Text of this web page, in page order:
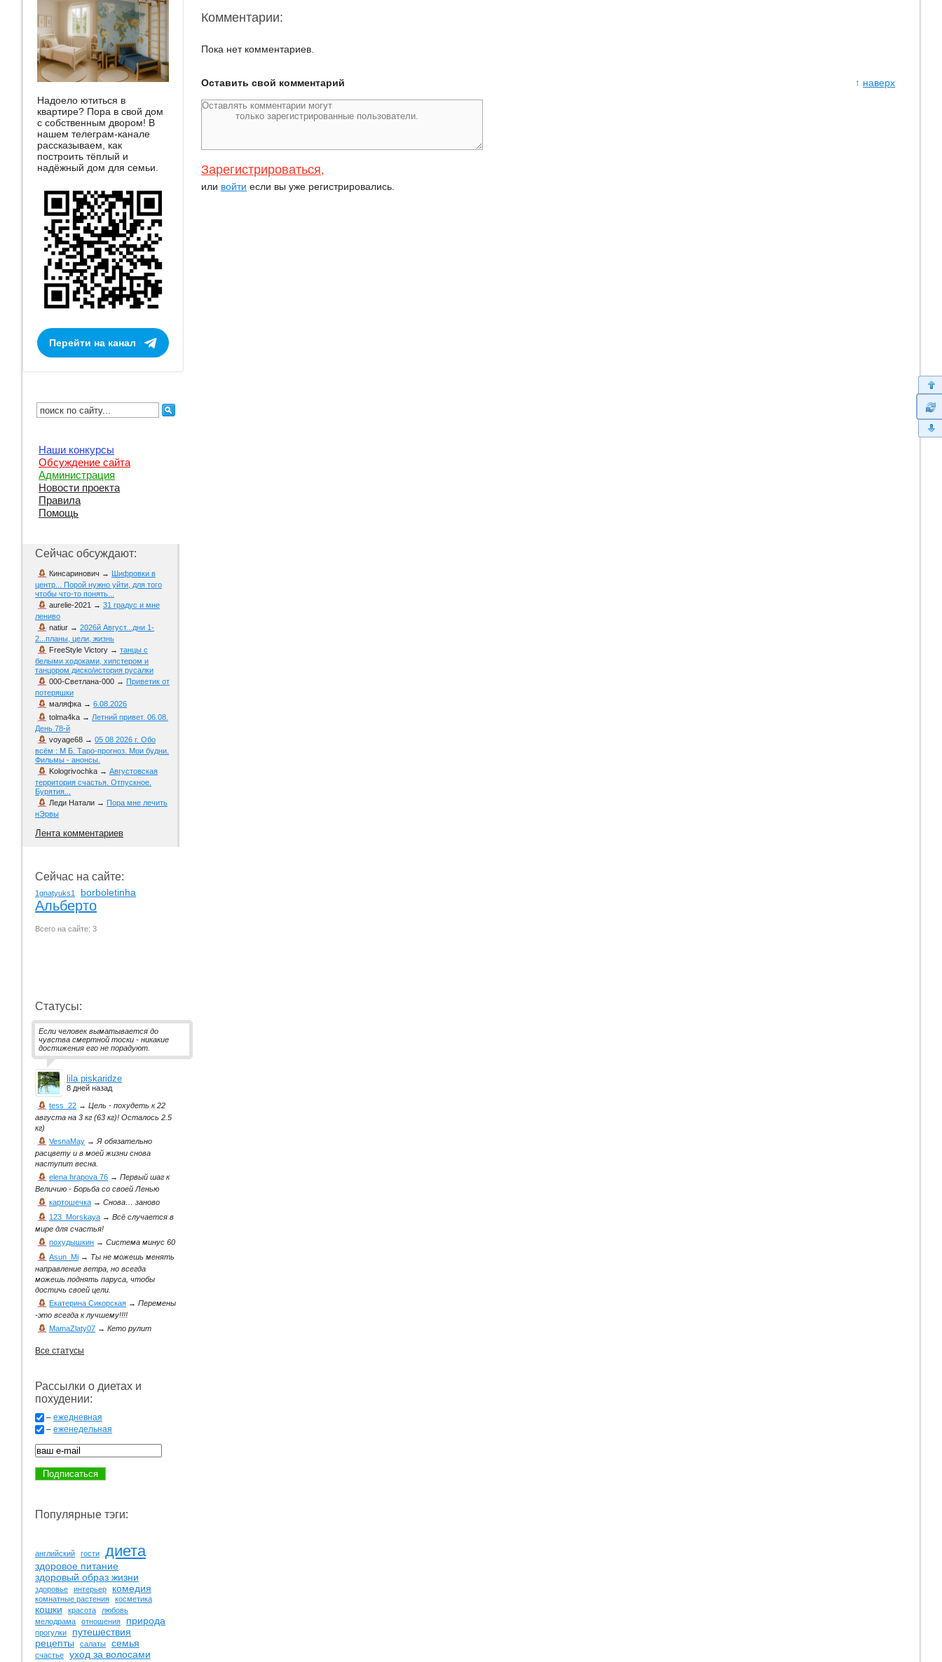
Комментарии:
Пока нет комментариев.
↑ наверх
Оставить свой комментарий
Зарегистрироваться,
или войти если вы уже регистрировались.
Надоело ютиться в
квартире? Пора в свой дом
с собственным двором! В
нашем телеграм-канале
рассказываем, как
построить тёплый и
надёжный дом для семьи.
Перейти на канал
Наши конкурсы
Обсуждение сайта
Администрация
Новости проекта
Правила
Помощь
Сейчас обсуждают:
Кинсаринович → Шифровки в
центр... Порой нужно уйти, для того
чтобы что-то понять...
aurelie-2021 → 31 градус и мне
лениво
natiur → 2026й Август...дни 1-
2...планы, цели, жизнь
FreeStyle Victory → танцы с
белыми ходоками, хипстером и
танцором диско/история русалки
000-Светлана-000 → Приветик от
потеряшки
маляфка → 6.08.2026
tolma4ka → Летний привет. 06.08.
День 78-й
voyage68 → 05 08 2026 г. Обо
всём : М Б. Таро-прогноз. Мои будни.
Фильмы - анонсы.
Kologrivochka → Августовская
территория счастья. Отпускное.
Бурятия...
Леди Натали → Пора мне лечить
нЭрвы
Лента комментариев
Сейчас на сайте:
1gnatyuks1 borboletinha
Альберто
Всего на сайте: 3
Статусы:
Если человек выматывается до
чувства смертной тоски - никакие
достижения его не порадуют.
lila piskaridze
8 дней назад
tess_22 → Цель - похудеть к 22
августа на 3 кг (63 кг)! Осталось 2.5
кг)
VesnaMay →Я обязательно
расцвету и в моей жизни снова
наступит весна.
elena hrapova 76 → Первый шаг к
Величию - Борьба со своей Ленью
картошечка → Снова… заново
123_Morskaya → Всё случается в
мире для счастья!
похудышкин → Система минус 60
Asun_Mi → Ты не можешь менять
направление ветра, но всегда
можешь поднять паруса, чтобы
достичь своей цели.
Екатерина Сикорская → Перемены
-это всегда к лучшему!!!!
MamaZlaty07 → Кето рулит
Все статусы
Рассылки о диетах и
похудении:
– ежедневная
– еженедельная
Популярные тэги:
английский гости диета
здоровое питание
здоровый образ жизни
здоровье интерьер комедия
комнатные растения косметика
кошки красота
любовь
мелодрама
отношения природа
прогулки
путешествия
рецепты
салаты семья
счастье
уход за волосами